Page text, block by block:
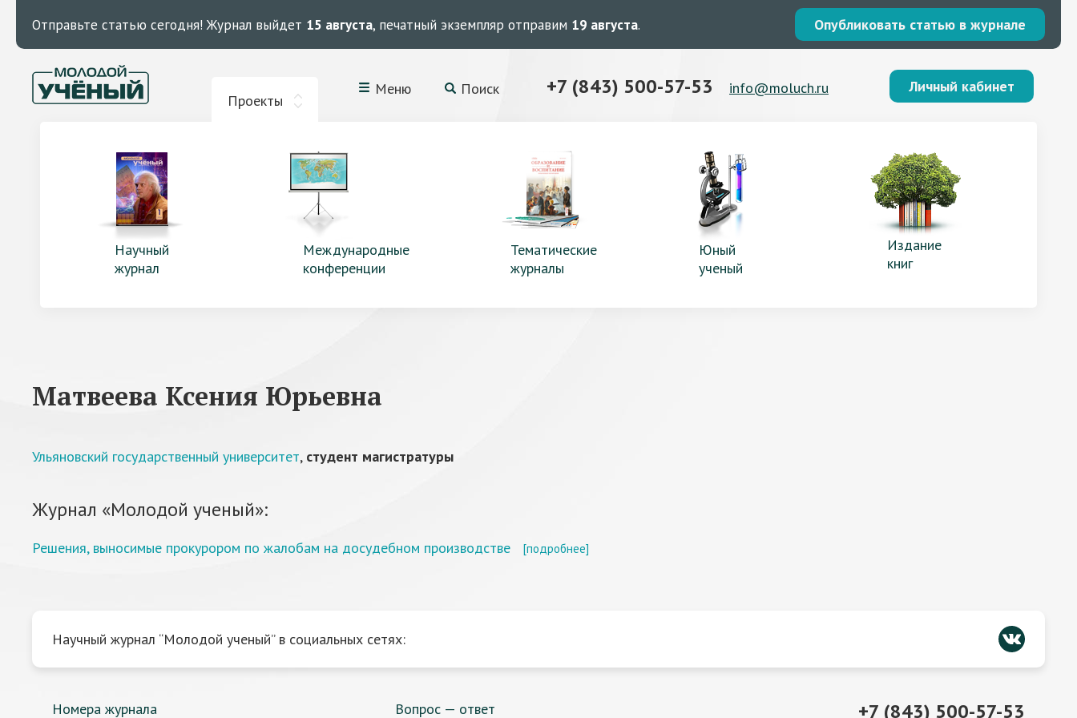
Отправьте статью сегодня! Журнал выйдет 15 августа, печатный экземпляр отправим 19 августа. Опубликовать статью в журнале
Проекты
Меню Поиск +7 (843) 500-57-53 info@moluch.ru Личный кабинет
Научный
журнал
Международные
конференции
Тематические
журналы
Юный
ученый
Издание
книг
Матвеева Ксения Юрьевна
Ульяновский государственный университет, студент магистратуры
Журнал «Молодой ученый»:
Решения, выносимые прокурором по жалобам на досудебном производстве [подробнее]
Научный журнал “Молодой ученый” в социальных сетях:
Номера журнала Вопрос — ответ +7 (843) 500-57-53